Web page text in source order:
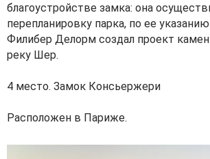
благоустройстве замка: она
перепланировку парка, по ее
Филибер Делорм создал проект
реку Шер.
4 место. Замок Консьержери
Расположен в Париже.